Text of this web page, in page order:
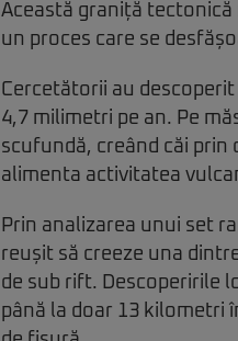
Această graniță tectonică
un proces care se
Cercetătorii au
4,7 milimetri pe an. Pe
scufundă, creând căi prin
alimenta activitatea
Prin analizarea unui set
reușit să creeze una
de sub rift. Descoperirile
până la doar 13 kilometri